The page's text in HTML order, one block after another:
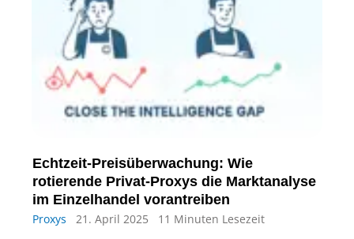
Echtzeit-Preisüberwachung: Wie
rotierende Privat-Proxys die Marktanalyse
im Einzelhandel vorantreiben
Proxys 21. April 2025
11 Minuten Lesezeit